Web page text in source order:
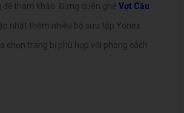
tham khảo. Đừng quên ghé Vợt Cầu
nhật thêm nhiều bộ sưu tập Yonex
chọn trang bị phù hợp với phong cách